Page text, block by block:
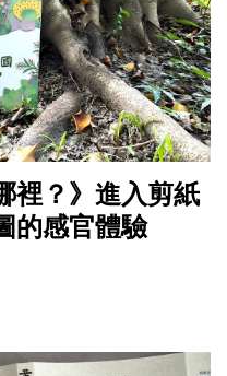
裡？》進入剪紙
的感官體驗